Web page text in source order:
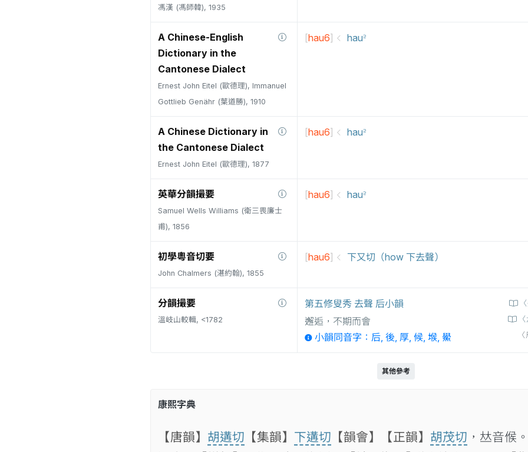
馮漢 (馮師韓), 1935
A Chinese-English
Dictionary in the
Cantonese Dialect
Ernest John Eitel (歐德理), Immanuel
Gottlieb Genähr (葉道勝), 1910
[hau6] hau꜅
A Chinese Dictionary in
the Cantonese Dialect
Ernest John Eitel (歐德理), 1877
[hau6] hau꜅
英華分韻撮要
Samuel Wells Williams (衛三畏廉士
甫), 1856
[hau6] hau꜅
初學粵音切要
John Chalmers (湛約翰), 1855
[hau6] 下又切（how 下去聲）
分韻撮要
溫岐山較輯, <1782
第五修叟秀 去聲 后小韻
邂逅，不期而會
小韻同音字：后, 後, 厚, 候, 堠, 鱟
其他參考
康熙字典
【唐韻】 胡遘切 【集韻】 下遘切 【韻會】 【正韻】 胡茂切 ，𠀤音𠋫